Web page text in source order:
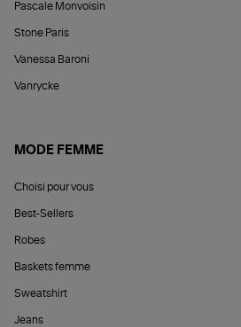
Pascale Monvoisin
Stone Paris
Vanessa Baroni
Vanrycke
MODE FEMME
Choisi pour vous
Best-Sellers
Robes
Baskets femme
Sweatshirt
Jeans